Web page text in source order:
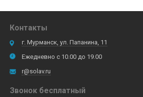
Контакты
г. Мурманск, ул. Папанина, 11
Ежедневно с 10.00 до 19.00
r@solav.ru
Звонок бесплатный